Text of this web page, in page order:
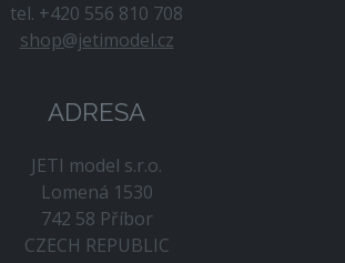
tel. +420 556 810 708
shop@jetimodel.cz
ADRESA
JETI model s.r.o.
Lomená 1530
742 58 Příbor
CZECH REPUBLIC